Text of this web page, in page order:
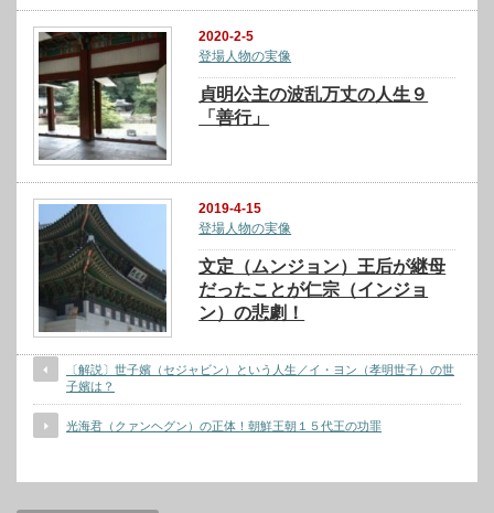
2020-2-5
登場人物の実像
貞明公主の波乱万丈の人生９
「善行」
2019-4-15
登場人物の実像
文定（ムンジョン）王后が継母
だったことが仁宗（インジョ
ン）の悲劇！
〔解説〕世子嬪（セジャビン）という人生／イ・ヨン（孝明世子）の世
子嬪は？
光海君（クァンヘグン）の正体！朝鮮王朝１５代王の功罪